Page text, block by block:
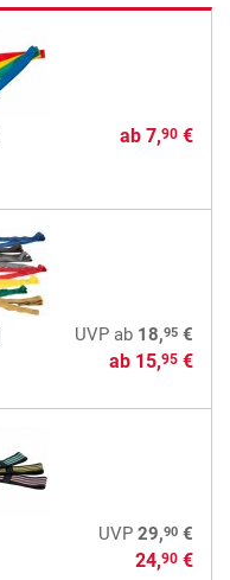
ab 7,90€
UVPab 18,95€
ab 15,95€
UVP 29,90€
24,90€